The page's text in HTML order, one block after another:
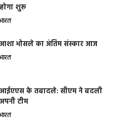
होगा शुरू
आशा भोसले का अंतिम संस्कार आज
आईएएस के तबादले: सीएम ने बदली
अपनी टीम